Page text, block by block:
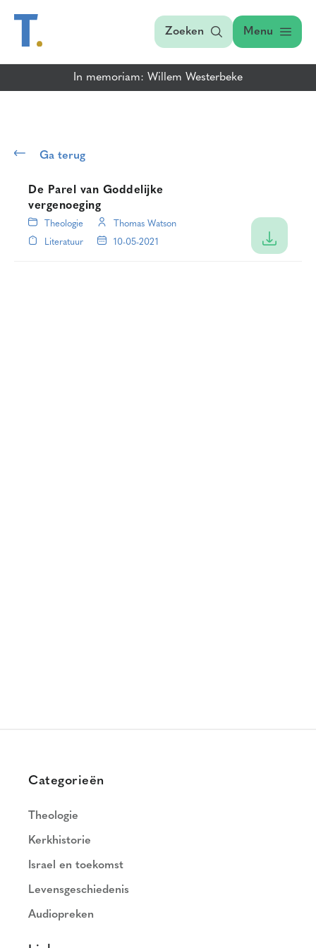
Zoeken Menu
In memoriam: Willem Westerbeke
Ga terug
De Parel van Goddelijke
vergenoeging
Theologie
Thomas Watson
Literatuur
10-05-2021
Categorieën
Theologie
Kerkhistorie
Israel en toekomst
Levensgeschiedenis
Audiopreken